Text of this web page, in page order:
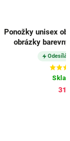
Ponožky unisex
obrázky